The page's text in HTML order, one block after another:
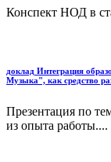
Конспект НОД в
доклад Интеграция
Музыка", как средство
Презентация по
из опыта работы....